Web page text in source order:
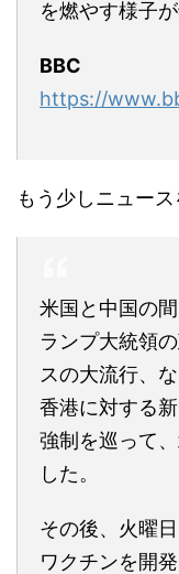
を燃やす様子
BBC
https://
もう少しニュー
米国と中国の
ランプ大統領
スの大流行、
香港に対する
強制を巡って
した。
その後、火曜
ワクチンを開